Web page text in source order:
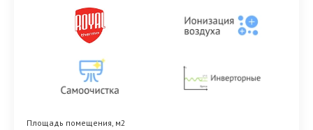
Площадь помещения, м2